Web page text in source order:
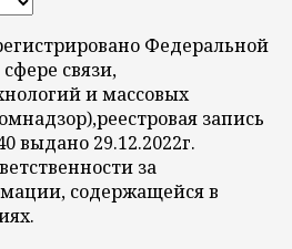
Федеральной
связи,
и массовых
запись
выдано 29.12.2022г.
за
содержащейся в